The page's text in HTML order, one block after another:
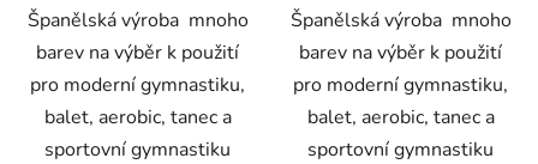
Španělská výroba mnoho
barev na výběr k použití
pro moderní gymnastiku,
balet, aerobic, tanec a
sportovní gymnastiku
Španělská výroba mnoho
barev na výběr k použití
pro moderní gymnastiku,
balet, aerobic, tanec a
sportovní gymnastiku